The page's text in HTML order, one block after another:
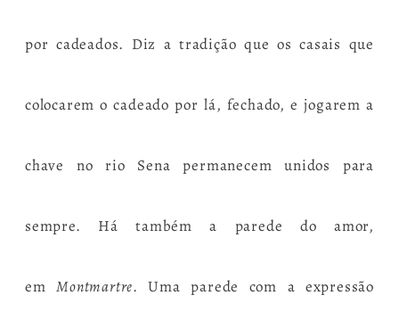
por cadeados. Diz a tradição que os casais que
colocarem o cadeado por lá, fechado, e jogarem a
chave no rio Sena permanecem unidos para
sempre. Há também a parede do amor,
emMontmartre. Uma parede com a expressão